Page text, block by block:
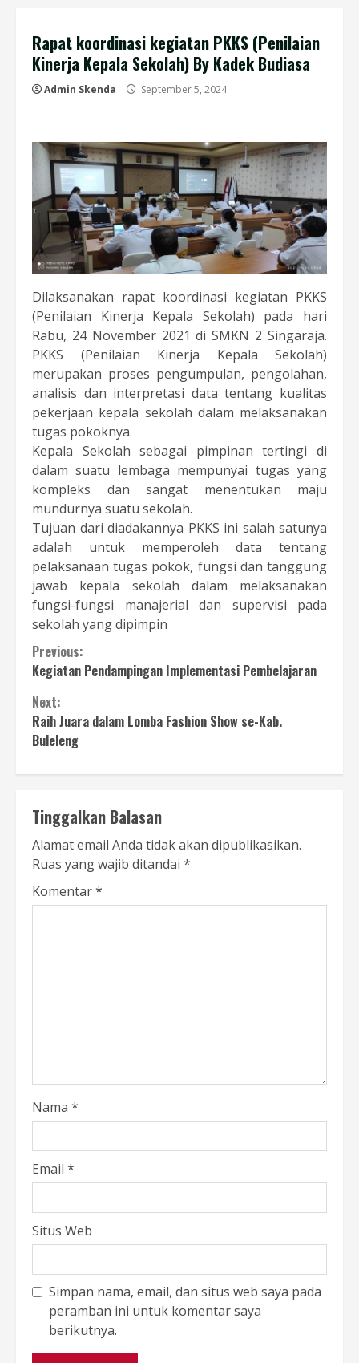
Rapat koordinasi kegiatan PKKS (Penilaian
Kinerja Kepala Sekolah) By Kadek Budiasa
Admin Skenda September 5, 2024
Dilaksanakan rapat koordinasi kegiatan PKKS
(Penilaian Kinerja Kepala Sekolah) pada hari
Rabu, 24 November 2021 di SMKN 2 Singaraja.
PKKS (Penilaian Kinerja Kepala Sekolah)
merupakan proses pengumpulan, pengolahan,
analisis dan interpretasi data tentang kualitas
pekerjaan kepala sekolah dalam melaksanakan
tugas pokoknya.
Kepala Sekolah sebagai pimpinan tertingi di
dalam suatu lembaga mempunyai tugas yang
kompleks dan sangat menentukan maju
mundurnya suatu sekolah.
Tujuan dari diadakannya PKKS ini salah satunya
adalah untuk memperoleh data tentang
pelaksanaan tugas pokok, fungsi dan tanggung
jawab kepala sekolah dalam melaksanakan
fungsi-fungsi manajerial dan supervisi pada
sekolah yang dipimpin
Continue
Reading
Previous:
Kegiatan Pendampingan Implementasi Pembelajaran
Next:
Raih Juara dalam Lomba Fashion Show se-Kab.
Buleleng
Tinggalkan Balasan
Alamat email Anda tidak akan dipublikasikan.
Ruas yang wajib ditandai *
Komentar*
Nama *
Email *
Situs Web
Simpan nama, email, dan situs web saya pada
peramban ini untuk komentar saya
berikutnya.